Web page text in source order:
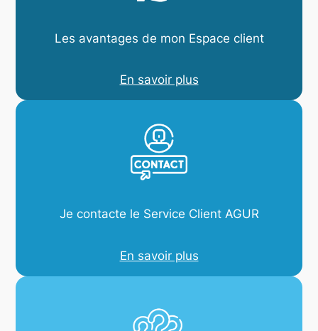
Les avantages de mon Espace client
En savoir plus
Je contacte le Service Client AGUR
En savoir plus